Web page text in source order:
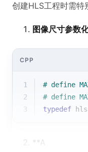
创建HLS工程时需
图像尺寸参数
CPP
1 # define
2
# define
3
typedef
**A